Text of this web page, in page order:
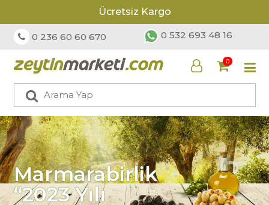
Ücretsiz Kargo
0 236 60 60 670 0 532 693 48 16
0
Marmarabirlik
“2023 Yılı